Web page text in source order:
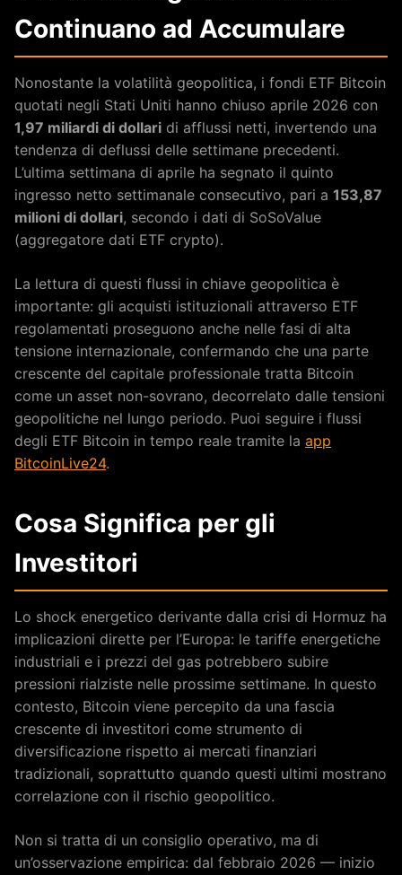
Continuano ad Accumulare
Nonostante la volatilità geopolitica, i fondi ETF Bitcoin
quotati negli Stati Uniti hanno chiuso aprile 2026 con
1,97 miliardi di dollari di afflussi netti, invertendo una
tendenza di deflussi delle settimane precedenti.
L’ultima settimana di aprile ha segnato il quinto
ingresso netto settimanale consecutivo, pari a 153,87
milioni di dollari, secondo i dati di SoSoValue
(aggregatore dati ETF crypto).
La lettura di questi flussi in chiave geopolitica è
importante: gli acquisti istituzionali attraverso ETF
regolamentati proseguono anche nelle fasi di alta
tensione internazionale, confermando che una parte
crescente del capitale professionale tratta Bitcoin
come un asset non-sovrano, decorrelato dalle tensioni
geopolitiche nel lungo periodo. Puoi seguire i flussi
degli ETF Bitcoin in tempo reale tramite la app
BitcoinLive24.
Cosa Significa per gli
Investitori
Lo shock energetico derivante dalla crisi di Hormuz ha
implicazioni dirette per l’Europa: le tariffe energetiche
industriali e i prezzi del gas potrebbero subire
pressioni rialziste nelle prossime settimane. In questo
contesto, Bitcoin viene percepito da una fascia
crescente di investitori come strumento di
diversificazione rispetto ai mercati finanziari
tradizionali, soprattutto quando questi ultimi mostrano
correlazione con il rischio geopolitico.
Non si tratta di un consiglio operativo, ma di
un’osservazione empirica: dal febbraio 2026 — inizio